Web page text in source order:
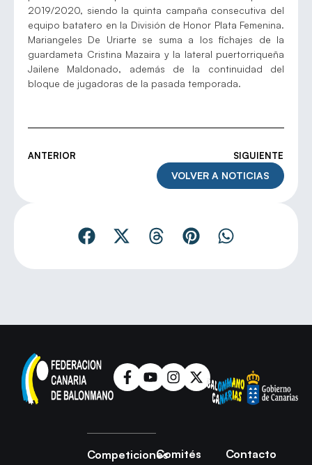
2019/2020, siendo la quinta campaña consecutiva del
equipo batatero en la División de Honor Plata Femenina.
Mariangeles De Uriarte se suma a los fichajes de la
guardameta Cristina Mazaira y la lateral puertorriqueña
Jailene Maldonado, además de la continuidad del
bloque de jugadoras de la pasada temporada.
ANTERIOR SIGUIENTE
VOLVER A NOTICIAS
CompeticionesComités
Contacto